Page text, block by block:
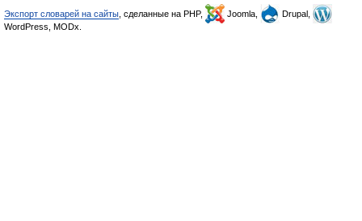
Экспорт словарей на сайты , сделанные на PHP, Joomla,
Drupal,
WordPress, MODx.